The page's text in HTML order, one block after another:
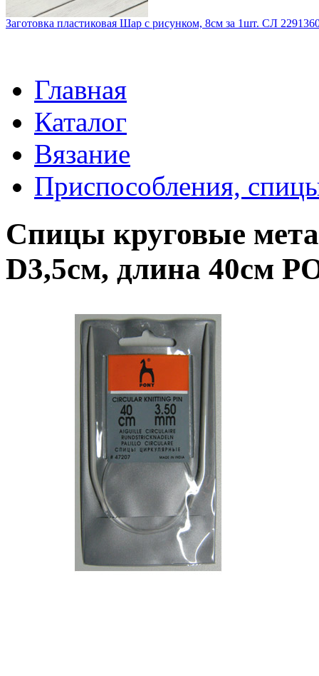
Заготовка пластиковая Шар с рисунком, 8см за 1шт. СЛ
Главная
Каталог
Вязание
Приспособления,
Спицы круговые
D3,5см, длина 40см